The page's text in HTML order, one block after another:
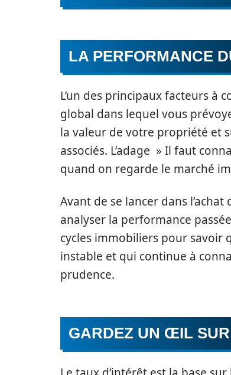
LA PERFORMANCE
L’un des principaux facteurs
global dans lequel vous
la valeur de votre propriété et
associés. L’adage » Il faut
quand on regarde le marché
Avant de se lancer dans
analyser la performance
cycles immobiliers pour savoir
instable et qui continue à
prudence.
GARDEZ UN ŒIL SUR